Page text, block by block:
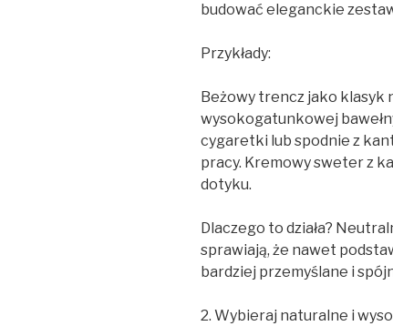
budować eleganckie
Przykłady:
Beżowy trencz jako klasyk
wysokogatunkowej
cygaretki lub spodnie z
pracy. Kremowy sweter z
dotyku.
Dlaczego to działa?
sprawiają, że nawet
bardziej przemyślane i
2. Wybieraj naturalne i